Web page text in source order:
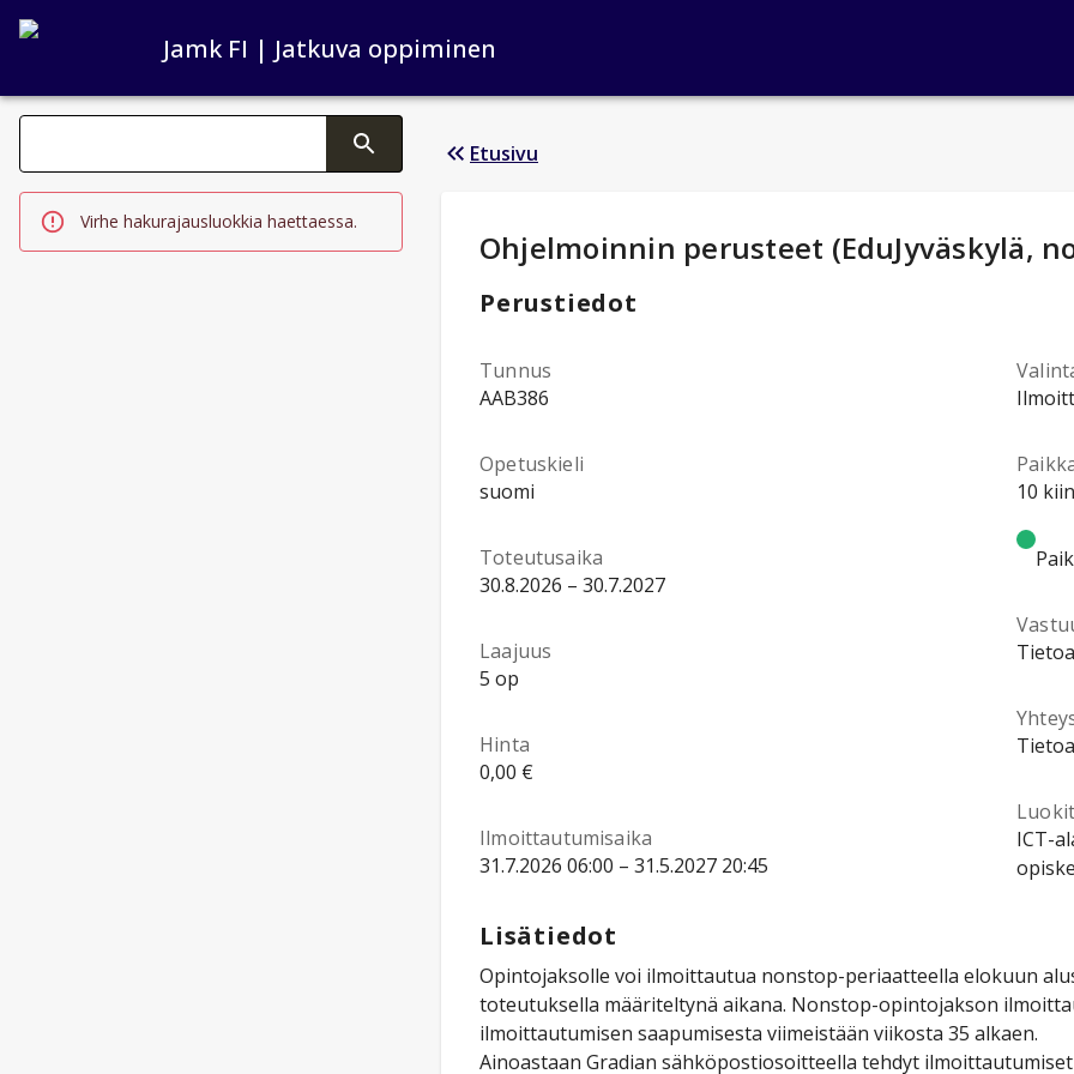
Jamk FI | Jatkuva oppiminen
Haku kategoriat
Tekstin muutos aktivoi hakutoiminnon
Virhe hakurajausluokkia haettaessa.
Etusivu
Opintotiedot:
Ohjelmoinnin perusteet (EduJyväskylä,
Perustiedot
Tunnus
AAB386
Opetuskieli
suomi
Toteutusaika
30.8.2026 – 30.7.2027
Laajuus
5 op
Hinta
0,00 €
Ilmoittautumisaika
31.7.2026 06:00 – 31.5.2027 20:45
10
ICT-
Lisätiedot
Opintojaksolle voi ilmoittautua nonstop-periaatteella elokuun
toteutuksella määriteltynä aikana. Nonstop-opintojakson
ilmoittautumisen saapumisesta viimeistään viikosta 35 alkaen.
Ainoastaan Gradian sähköpostiosoitteella tehdyt